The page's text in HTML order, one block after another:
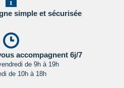
simple et sécurisée
accompagnent 6j/7
de 9h à 19h
de 10h à 18h